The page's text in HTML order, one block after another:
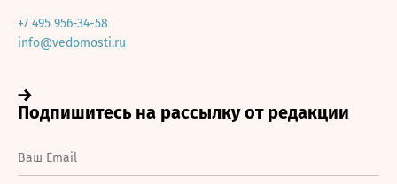
+7 495 956-34-58
info@vedomosti.ru